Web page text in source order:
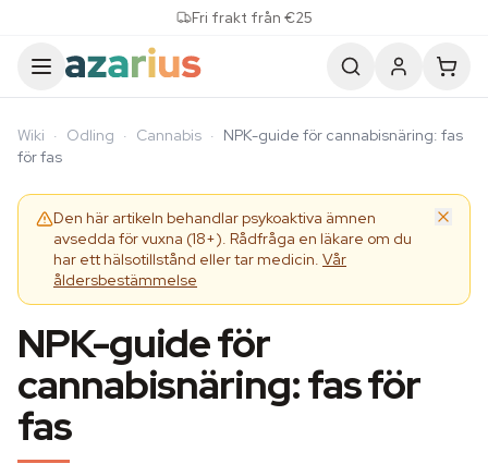
Fri frakt från €25
Wiki · Odling · Cannabis · NPK-guide för cannabisnäring: fas
för fas
Den här artikeln behandlar psykoaktiva ämnen
avsedda för vuxna (18+). Rådfråga en läkare om du
har ett hälsotillstånd eller tar medicin. Vår
åldersbestämmelse
NPK-guide för
cannabisnäring: fas för
fas